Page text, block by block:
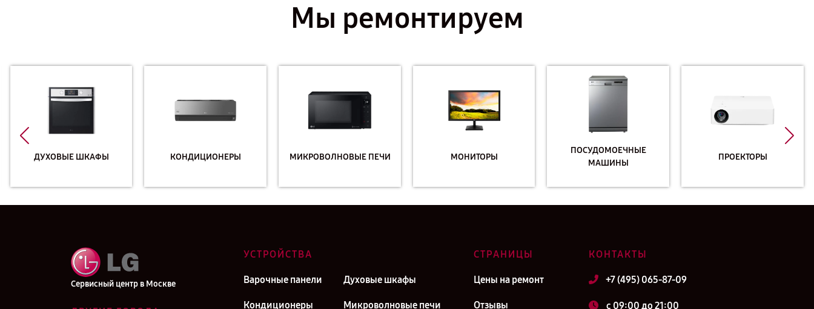
Мы ремонтируем
ДУХОВЫЕ ШКАФЫ КОНДИЦИОНЕРЫ МИКРОВОЛНОВЫЕ ПЕЧИ МОНИТОРЫ
ПОСУДОМОЕЧНЫЕ
МАШИНЫ
ПРОЕКТОРЫ
Сервисный центр в Москве
УСТРОЙСТВА
Варочные панели Духовые шкафы
Кондиционеры Микроволновые печи
СТРАНИЦЫ
Цены на ремонт
Отзывы
КОНТАКТЫ
+7 (495) 065-87-09
c 09:00 до 21:00